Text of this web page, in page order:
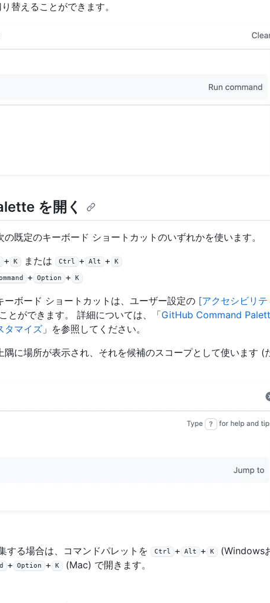
替えることができます。
を開く
既定のキーボード ショートカットのいずれかを使います。
+ K または Ctrl + Alt + K
+ Option + K
ボード ショートカットは、ユーザー設定の [アクセシビリテ
とができます。 詳細については、「GitHub Command
タマイズ 」を参照してください。
に場所が表示され、それを候補のスコープとして使います (
する場合は、コマンドパレットを
Ctrl + Alt + K
(Windows
+ Option + K (Mac) で開きます。